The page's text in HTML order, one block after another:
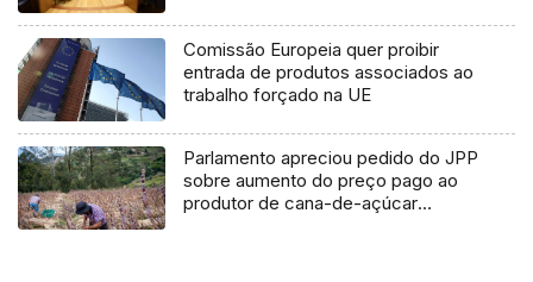
Comissão Europeia quer proibir
entrada de produtos associados ao
trabalho forçado na UE
Parlamento apreciou pedido do JPP
sobre aumento do preço pago ao
produtor de cana-de-açúcar